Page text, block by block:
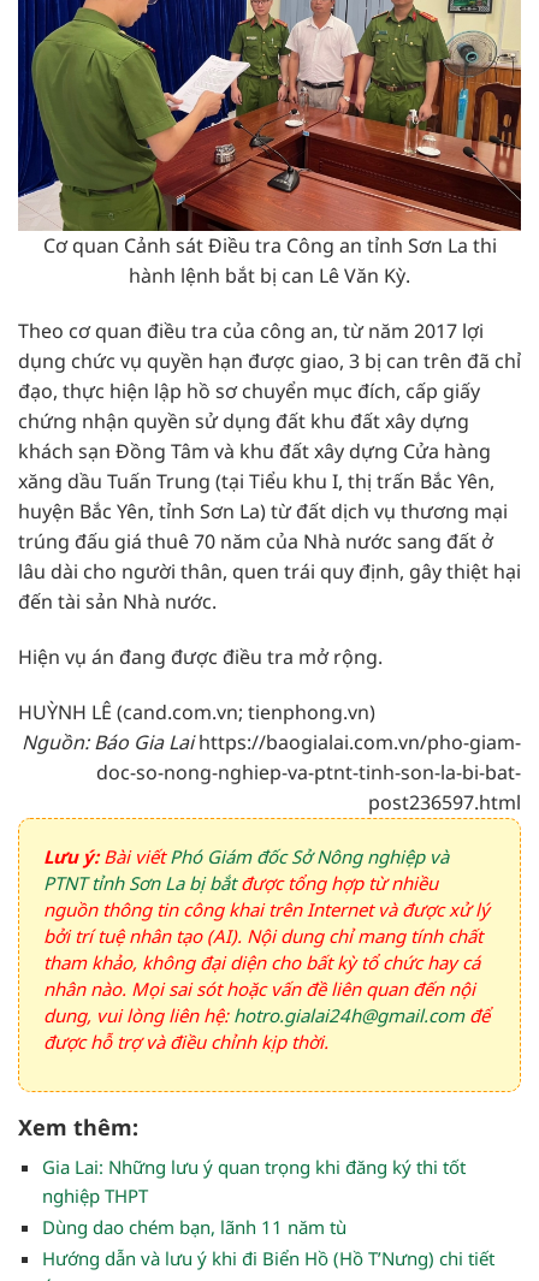
Cơ quan Cảnh sát Điều tra Công an tỉnh Sơn La thi
hành lệnh bắt bị can Lê Văn Kỳ.
Theo cơ quan điều tra của công an, từ năm 2017 lợi
dụng chức vụ quyền hạn được giao, 3 bị can trên đã chỉ
đạo, thực hiện lập hồ sơ chuyển mục đích, cấp giấy
chứng nhận quyền sử dụng đất khu đất xây dựng
khách sạn Đồng Tâm và khu đất xây dựng Cửa hàng
xăng dầu Tuấn Trung (tại Tiểu khu I, thị trấn Bắc Yên,
huyện Bắc Yên, tỉnh Sơn La) từ đất dịch vụ thương mại
trúng đấu giá thuê 70 năm của Nhà nước sang đất ở
lâu dài cho người thân, quen trái quy định, gây thiệt hại
đến tài sản Nhà nước.
Hiện vụ án đang được điều tra mở rộng.
HUỲNH LÊ (cand.com.vn; tienphong.vn)
Nguồn: Báo Gia Laihttps://baogialai.com.vn/pho-giam-
doc-so-nong-nghiep-va-ptnt-tinh-son-la-bi-bat-
post236597.html
Lưu ý:Bài viếtPhó Giám đốc Sở Nông nghiệp và
PTNT tỉnh Sơn La bị bắtđược tổng hợp từ nhiều
nguồn thông tin công khai trên Internet và được xử lý
bởi trí tuệ nhân tạo (AI). Nội dung chỉ mang tính chất
tham khảo, không đại diện cho bất kỳ tổ chức hay cá
nhân nào. Mọi sai sót hoặc vấn đề liên quan đến nội
dung, vui lòng liên hệ: hotro.gialai24h@gmail.comđể
được hỗ trợ và điều chỉnh kịp thời.
Xem thêm:
Gia Lai: Những lưu ý quan trọng khi đăng ký thi tốt
nghiệp THPT
Dùng dao chém bạn, lãnh 11 năm tù
Hướng dẫn và lưu ý khi đi Biển Hồ (Hồ T’Nưng) chi tiết